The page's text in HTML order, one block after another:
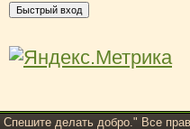
делать добро." Все